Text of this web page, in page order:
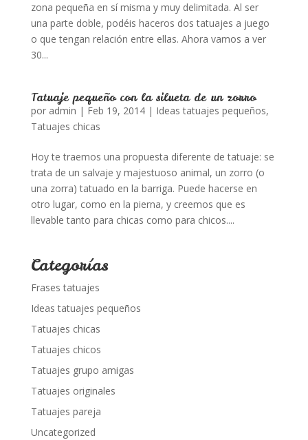
zona pequeña en sí misma y muy delimitada. Al ser
una parte doble, podéis haceros dos tatuajes a juego
o que tengan relación entre ellas. Ahora vamos a ver
30...
Tatuaje pequeño con la silueta de un zorro
por admin | Feb 19, 2014| Ideas tatuajes pequeños,
Tatuajes chicas
Hoy te traemos una propuesta diferente de tatuaje: se
trata de un salvaje y majestuoso animal, un zorro (o
una zorra) tatuado en la barriga. Puede hacerse en
otro lugar, como en la pierna, y creemos que es
llevable tanto para chicas como para chicos....
Categorías
Frases tatuajes
Ideas tatuajes pequeños
Tatuajes chicas
Tatuajes chicos
Tatuajes grupo amigas
Tatuajes originales
Tatuajes pareja
Uncategorized